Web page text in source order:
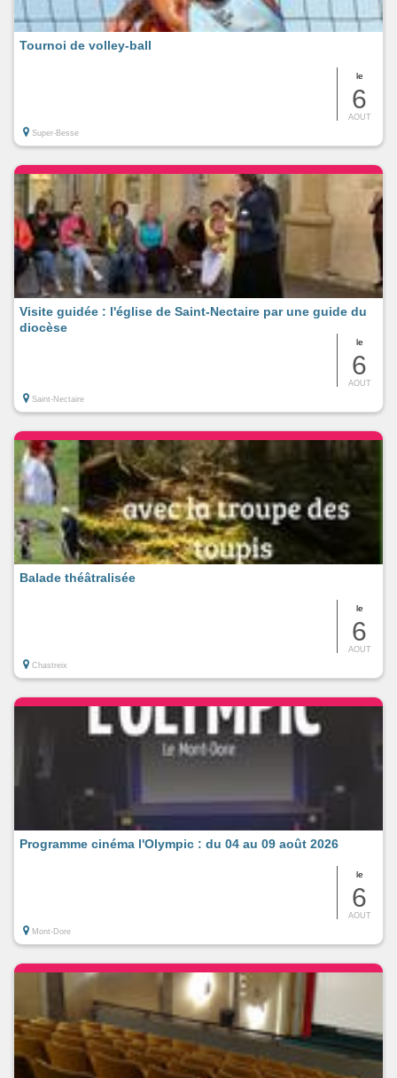
le
6
AOUT
Tournoi de volley-ball
Super-Besse
le
6
AOUT
Visite guidée : l'église de Saint-Nectaire par une guide du
diocèse
Saint-Nectaire
le
6
AOUT
Balade théâtralisée
Chastreix
le
6
AOUT
Programme cinéma l'Olympic : du 04 au 09 août 2026
Mont-Dore